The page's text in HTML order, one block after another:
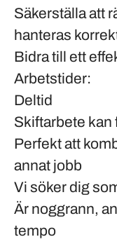
Säkerställa att
hanteras
Bidra till ett
Arbetstider:
Deltid
Skiftarbete kan
Perfekt att
annat jobb
Vi söker dig
Är noggrann,
tempo